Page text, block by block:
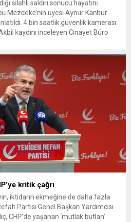
silahlı saldırı sonucu hayatını
Mezdeke’nin üyesi Aynur Kanbur
4 bin saatlik güvenlik kamerası
kaydını inceleyen Cinayet Büro
kritik çağrı
iktidarın ekmeğine de daha fazla
Partisi Genel Başkan Yardımcısı
CHP’de yaşanan ‘mutlak butlan’